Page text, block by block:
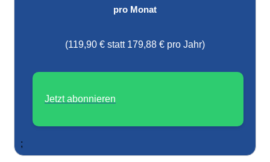
pro Monat
(119,90 € statt 179,88 € pro Jahr)
Jetzt abonnieren
;